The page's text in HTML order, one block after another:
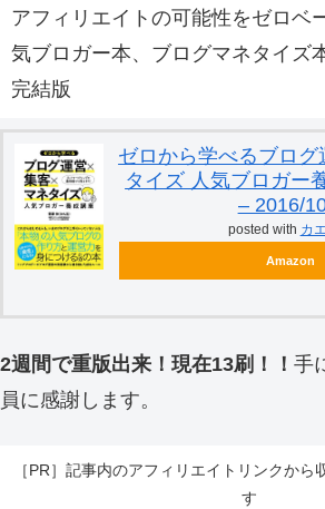
アフィリエイトの可能性をゼロベ
気ブロガー本、ブログマネタイズ
完結版
ゼロから学べるブロ
タイズ 人気ブロガー
– 2016/
posted with カ
Amazon
2週間で重版出来！現在13刷！！ 手
員に感謝します。
［PR］記事内のアフィリエイトリンクから
す